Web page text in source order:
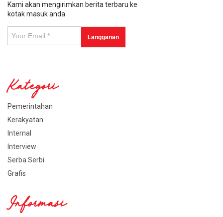
Kami akan mengirimkan berita terbaru ke
kotak masuk anda
Kategori
Pemerintahan
Kerakyatan
Internal
Interview
Serba Serbi
Grafis
Informasi